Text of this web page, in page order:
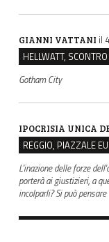
GIANNI VATTANI il
Gotham City
IPOCRISIA UNICA
L'inazione delle forze
porterà ai giustizieri, a
incolparli? Si può pensare